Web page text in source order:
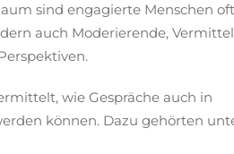
sind engagierte Menschen
auch Moderierende,
wie Gespräche auch in
können. Dazu gehörten